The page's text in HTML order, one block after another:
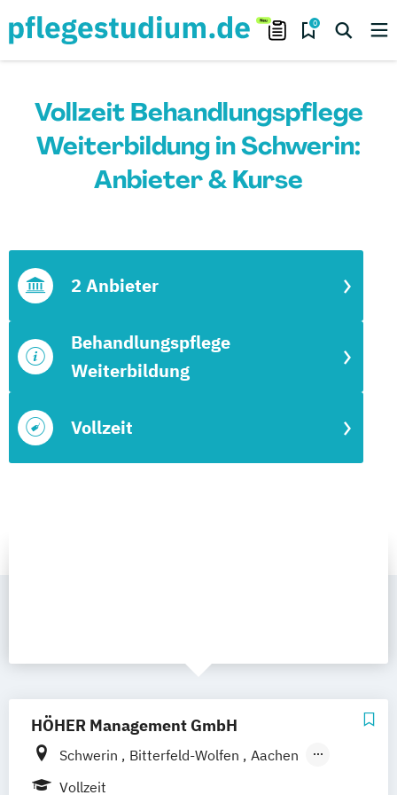
0
Vollzeit Behandlungspflege
Weiterbildung in Schwerin:
Anbieter & Kurse
Vollzeit
Behandlungspflege
Weiterbildung
2 Anbieter
HÖHER Management GmbH
Schwerin Bitterfeld-Wolfen
Aachen
Aalen
Vollzeit